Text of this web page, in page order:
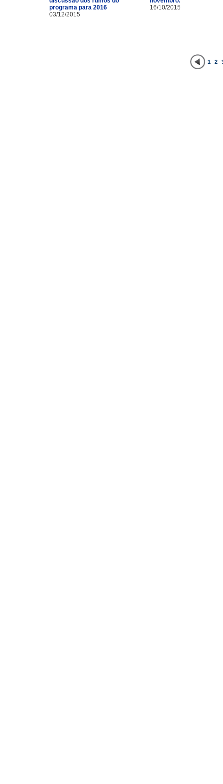
programa para 2016
03/12/2015
16/10/2015
1 2